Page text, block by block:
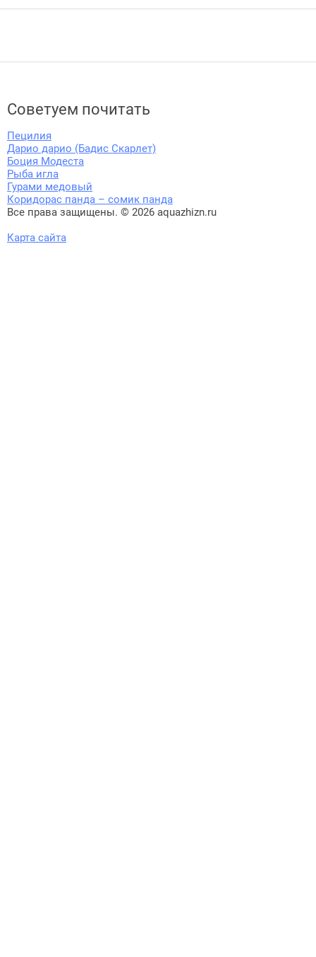
Советуем почитать
Пецилия
Дарио дарио (Бадис Скарлет)
Боция Модеста
Рыба игла
Гурами медовый
Коридорас панда – сомик панда
Все права защищены. © 2026 aquazhizn.ru
Карта сайта